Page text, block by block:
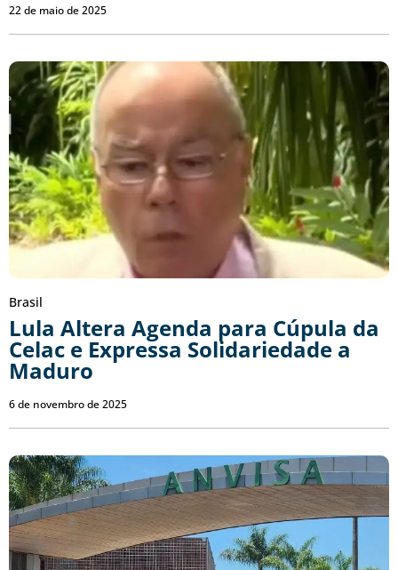
22 de maio de 2025
Brasil
Lula Altera Agenda para Cúpula da
Celac e Expressa Solidariedade a
Maduro
6 de novembro de 2025